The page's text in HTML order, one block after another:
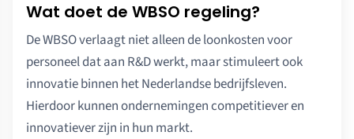
Wat doet de WBSO regeling?
De WBSO verlaagt niet alleen de loonkosten voor
personeel dat aan R&D werkt, maar stimuleert ook
innovatie binnen het Nederlandse bedrijfsleven.
Hierdoor kunnen ondernemingen competitiever en
innovatiever zijn in hun markt.